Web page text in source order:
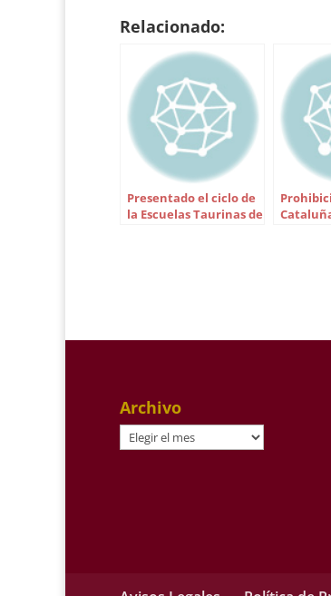
visitas a ganaderías). Además,…
Relacionado:
Presentado el ciclo de
la Escuelas Taurinas de
Archivo
Archivo